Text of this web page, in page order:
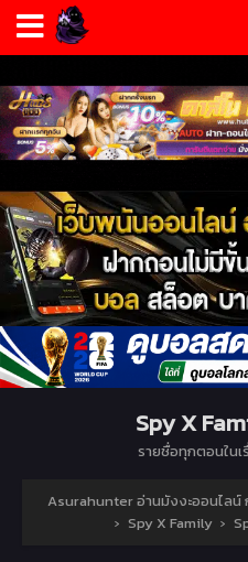
Spy X
รายชื่อทุกตอนในเ
Asurahunter อ่านมังงะออนไลน์
› Spy X Family ›